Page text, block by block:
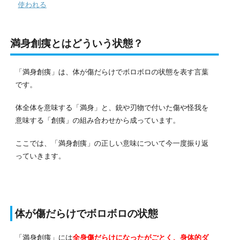
使われる
満身創痍とはどういう状態？
「満身創痍」は、体が傷だらけでボロボロの状態を表す言葉
です。
体全体を意味する「満身」と、銃や刃物で付いた傷や怪我を
意味する「創痍」の組み合わせから成っています。
ここでは、「満身創痍」の正しい意味について今一度振り返
っていきます。
体が傷だらけでボロボロの状態
「満身創痍」には全身傷だらけになったがごとく、 身体的ダ